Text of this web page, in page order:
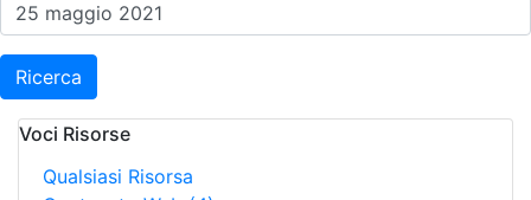
Ricerca
Voci Risorse
Qualsiasi Risorsa